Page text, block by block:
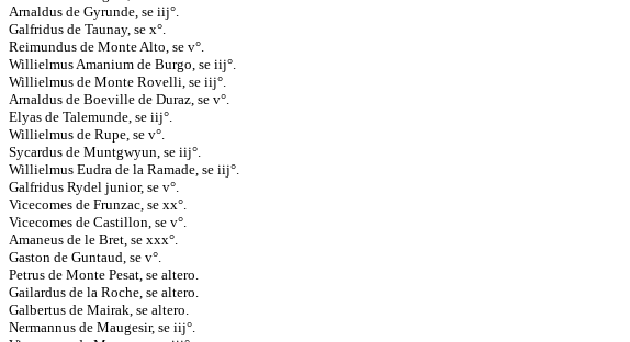
Arnaldus de Gyrunde, se iij°.
Galfridus de Taunay, se x°.
Reimundus de Monte Alto, se v°.
Willielmus Amanium de Burgo, se iij°.
Willielmus de Monte Rovelli, se iij°.
Arnaldus de Boeville de Duraz, se v°.
Elyas de Talemunde, se iij°.
Willielmus de Rupe, se v°.
Sycardus de Muntgwyun, se iij°.
Willielmus Eudra de la Ramade, se iij°.
Galfridus Rydel junior, se v°.
Vicecomes de Frunzac, se xx°.
Vicecomes de Castillon, se v°.
Amaneus de le Bret, se xxx°.
Gaston de Guntaud, se v°.
Petrus de Monte Pesat, se altero.
Gailardus de la Roche, se altero.
Galbertus de Mairak, se altero.
Nermannus de Maugesir, se iij°.